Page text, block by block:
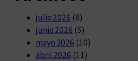
julio 2026 (8)
junio 2026 (5)
mayo 2026 (10)
abril 2026 (11)